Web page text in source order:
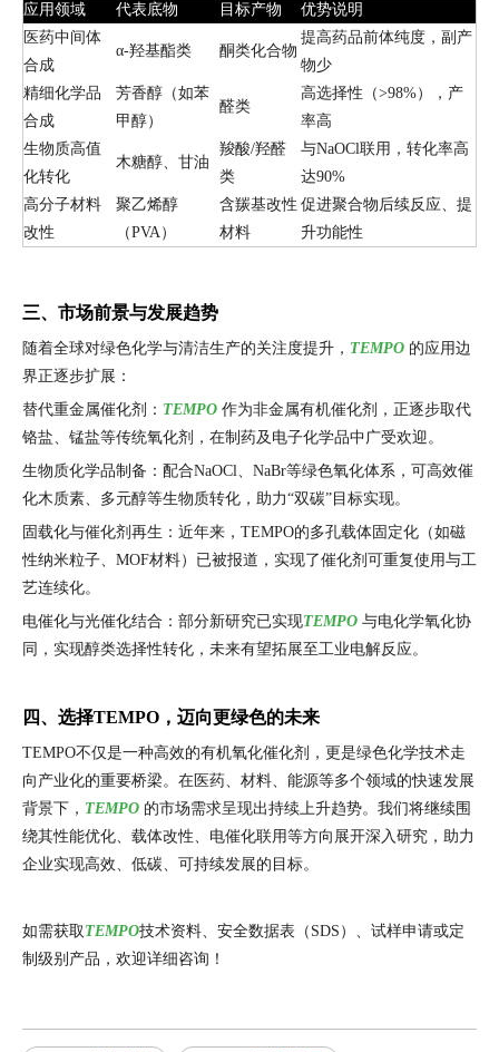
应用领域 代表底物 目标产物
优势说明
医药中间体
合成
α-羟基酯类 酮类化合物
提高药品前体纯度，副产
物少
精细化学品
合成
芳香醇（如苯
甲醇）
醛类
高选择性（>98%），产
率高
生物质高值
化转化
木糖醇、甘油
羧酸/羟醛
类
与NaOCl联用，转化率高
达90%
高分子材料
改性
聚乙烯醇
（PVA）
含羰基改性
材料
促进聚合物后续反应、提
升功能性
三、市场前景与发展趋势
随着全球对绿色化学与清洁生产的关注度提升， TEMPO 的应用边
界正逐步扩展：
替代重金属催化剂： TEMPO 作为非金属有机催化剂，正逐步取代
铬盐、锰盐等传统氧化剂，在制药及电子化学品中广受欢迎。
生物质化学品制备：配合NaOCl、NaBr等绿色氧化体系，可高效催
化木质素、多元醇等生物质转化，助力“双碳”目标实现。
固载化与催化剂再生：近年来，TEMPO的多孔载体固定化（如磁
性纳米粒子、MOF材料）已被报道，实现了催化剂可重复使用与工
艺连续化。
电催化与光催化结合：部分新研究已实现TEMPO 与电化学氧化协
同，实现醇类选择性转化，未来有望拓展至工业电解反应。
四、选择TEMPO，迈向更绿色的未来
TEMPO不仅是一种高效的有机氧化催化剂，更是绿色化学技术走
向产业化的重要桥梁。在医药、材料、能源等多个领域的快速发展
背景下， TEMPO 的市场需求呈现出持续上升趋势。我们将继续围
绕其性能优化、载体改性、电催化联用等方向展开深入研究，助力
企业实现高效、低碳、可持续发展的目标。
如需获取 TEMPO技术资料、安全数据表（SDS）、试样申请或定
制级别产品，欢迎详细咨询！